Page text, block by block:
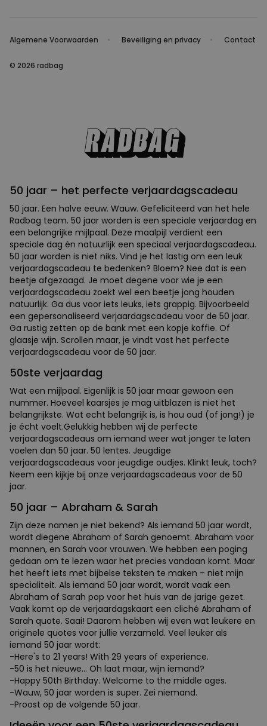
Algemene Voorwaarden Beveiliging en privacy Contact
© 2026 radbag
50 jaar – het perfecte verjaardagscadeau
50 jaar. Een halve eeuw. Wauw. Gefeliciteerd van het hele
Radbag team. 50 jaar worden is een speciale verjaardag en
een belangrijke mijlpaal. Deze maalpijl verdient een
speciale dag én natuurlijk een speciaal verjaardagscadeau.
50 jaar worden is niet niks. Vind je het lastig om een leuk
verjaardagscadeau te bedenken? Bloem? Nee dat is een
beetje afgezaagd. Je moet degene voor wie je een
verjaardagscadeau zoekt wel een beetje jong houden
natuurlijk. Ga dus voor iets leuks, iets grappig. Bijvoorbeeld
een gepersonaliseerd verjaardagscadeau voor de 50 jaar.
Ga rustig zetten op de bank met een kopje koffie. Of
glaasje wijn. Scrollen maar, je vindt vast het perfecte
verjaardagscadeau voor de 50 jaar.
50ste verjaardag
Wat een mijlpaal. Eigenlijk is 50 jaar maar gewoon een
nummer. Hoeveel kaarsjes je mag uitblazen is niet het
belangrijkste. Wat echt belangrijk is, is hou oud (of jong!) je
je écht voelt.Gelukkig hebben wij de perfecte
verjaardagscadeaus om iemand weer wat jonger te laten
voelen dan 50 jaar. 50 lentes. Jeugdige
verjaardagscadeaus voor jeugdige oudjes. Klinkt leuk, toch?
Neem een kijkje bij onze verjaardagscadeaus voor de 50
jaar.
50 jaar – Abraham & Sarah
Zijn deze namen je niet bekend? Als iemand 50 jaar wordt,
wordt diegene Abraham of Sarah genoemt. Abraham voor
mannen, en Sarah voor vrouwen. We hebben een poging
gedaan om te lezen waar het precies vandaan komt. Maar
het heeft iets met bijbelse teksten te maken – niet mijn
specialiteit. Als iemand 50 jaar wordt, wordt vaak een
Abraham of Sarah pop voor het huis van de jarige gezet.
Vaak komt op de verjaardagskaart een cliché Abraham of
Sarah quote. Saai! Daarom hebben wij even wat leukere en
originele quotes voor jullie verzameld. Veel leuker als
iemand 50 jaar wordt:
-Here's to 21 years! With 29 years of experience.
-50 is het nieuwe... Oh laat maar, wijn iemand?
-Happy 50th Birthday. Welcome to the middle ages.
-Wauw, 50 jaar worden is super. Zei niemand.
-Proost op de volgende 50 jaar.